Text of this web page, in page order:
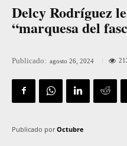
Delcy Rodríguez
“marquesa del
Publicado: agosto 26, 2024
Publicado por Octubre